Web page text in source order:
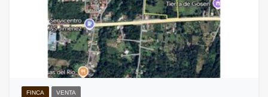
FINCA VENTA